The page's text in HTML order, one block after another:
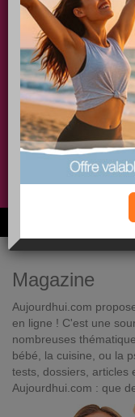
PLUS
EFFICACE
Non,
6M de personnes
Magazine
Aujourdhui.com
en ligne ! C'est une
nombreuses
bébé, la cuisine, ou la
tests, dossiers, articles
Aujourdhui.com : que